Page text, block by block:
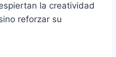
la creatividad
reforzar su